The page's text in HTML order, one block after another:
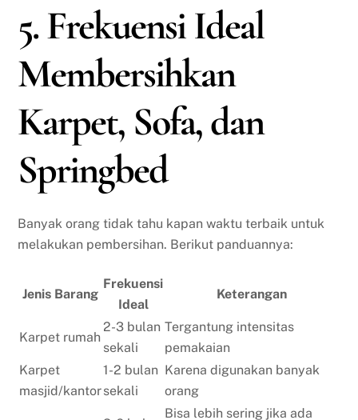
5. Frekuensi Ideal
Membersihkan
Karpet, Sofa, dan
Springbed
Banyak orang tidak tahu kapan waktu terbaik untuk
melakukan pembersihan. Berikut panduannya:
Jenis Barang
Frekuensi
Ideal
Keterangan
Karpet rumah
2-3 bulan
sekali
Tergantung intensitas
pemakaian
Karpet
masjid/kantor
1-2 bulan
sekali
Karena digunakan banyak
orang
Bisa lebih sering jika ada